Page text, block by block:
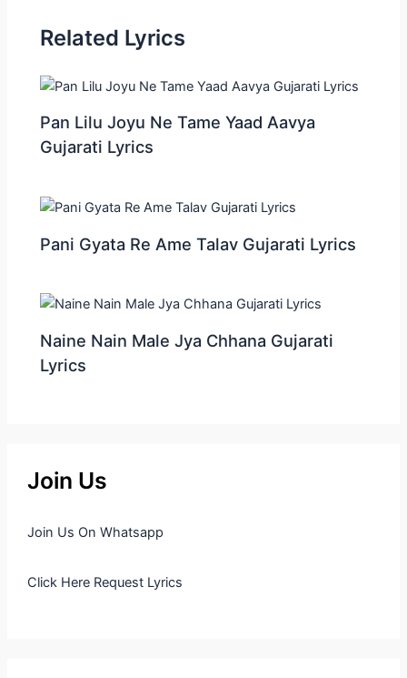
Related Lyrics
Pan Lilu Joyu Ne Tame Yaad Aavya
Gujarati Lyrics
Pani Gyata Re Ame Talav Gujarati Lyrics
Naine Nain Male Jya Chhana Gujarati
Lyrics
Join Us
Join Us On Whatsapp
Click Here Request Lyrics